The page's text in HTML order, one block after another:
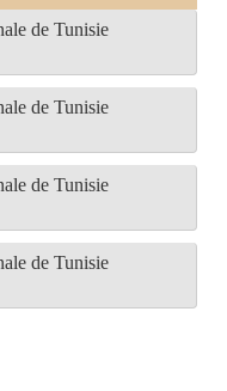
de Tunisie
de Tunisie
de Tunisie
de Tunisie